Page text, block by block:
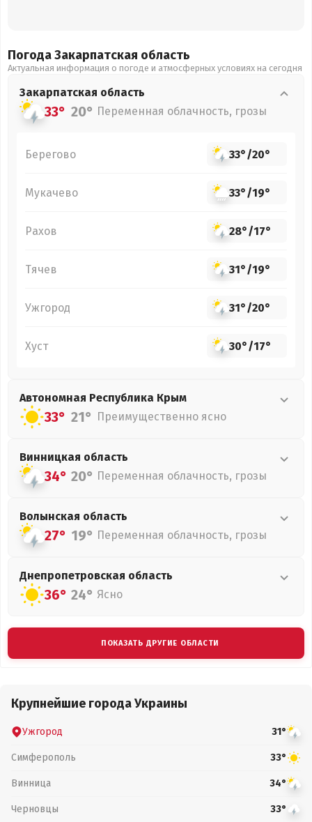
Погода Закарпатская область
Актуальная информация о погоде и атмосферных условиях на сегодня
Закарпатская область
33° 20° Переменная облачность, грозы
Берегово 33°/20°
Мукачево 33°/19°
Рахов 28°/17°
Тячев 31°/19°
Ужгород 31°/20°
Хуст 30°/17°
Автономная Республика Крым
33° 21° Преимущественно ясно
Винницкая область
34° 20° Переменная облачность, грозы
Волынская область
27° 19° Переменная облачность, грозы
Днепропетровская область
36° 24° Ясно
ПОКАЗАТЬ ДРУГИЕ ОБЛАСТИ
Крупнейшие города Украины
Ужгород 31°
Симферополь 33°
Винница 34°
Черновцы 33°